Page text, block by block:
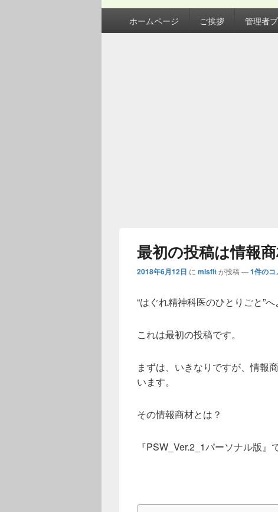
ホームページ ご挨拶 管理者
最初の投稿は情報商
2018年6月12日 に misfitが投稿 —1件のコ
“はぐれ精神科医のひとりごと”へ
これは最初の投稿です。
まずは、いきなりですが、情報
います。
その情報商材とは？
『PSW_Ver.2_1パーソナル版』